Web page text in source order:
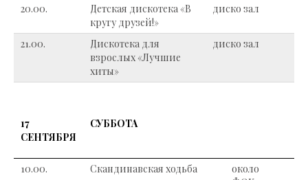
20.00.
Детская дискотека «В
кругу друзей!»
диско зал
21.00.
Дискотека для
взрослых «Лучшие
хиты»
диско зал
17
СЕНТЯБРЯ
СУББОТА
10.00. Скандинавская ходьба
около